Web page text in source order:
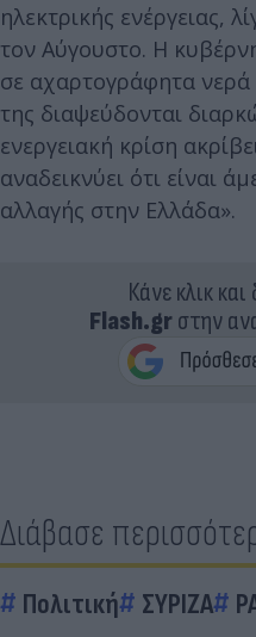
ηλεκτρικής ενέργειας,
τον Αύγουστο. Η
σε αχαρτογράφητα νερά
της διαψεύδονται
ενεργειακή κρίση
αναδεικνύει ότι είναι
αλλαγής στην Ελλάδα».
Κάνε κλικ
Flash.grστην
Διάβασε
Πολιτική ΣΥΡΙΖΑ